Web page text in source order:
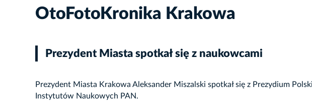
OtoFotoKronika Krakowa
Prezydent Miasta spotkał się z naukowcami
Prezydent Miasta Krakowa Aleksander Miszalski spotkał się z Prezydium
Instytutów Naukowych PAN.